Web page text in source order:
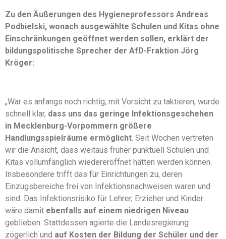
Zu den Äußerungen des Hygieneprofessors Andreas
Podbielski, wonach ausgewählte Schulen und Kitas ohne
Einschränkungen geöffnet werden sollen, erklärt der
bildungspolitische Sprecher der AfD-Fraktion Jörg
Kröger:
„War es anfangs noch richtig, mit Vorsicht zu taktieren, wurde
schnell klar, dass uns das geringe Infektionsgeschehen
in Mecklenburg-Vorpommern größere
Handlungsspielräume ermöglicht . Seit Wochen vertreten
wir die Ansicht, dass weitaus früher punktuell Schulen und
Kitas vollumfänglich wiedereröffnet hätten werden können.
Insbesondere trifft das für Einrichtungen zu, deren
Einzugsbereiche frei von Infektionsnachweisen waren und
sind. Das Infektionsrisiko für Lehrer, Erzieher und Kinder
wäre damit ebenfalls auf einem niedrigen Niveau
geblieben. Stattdessen agierte die Landesregierung
zögerlich und auf Kosten der Bildung der Schüler und der